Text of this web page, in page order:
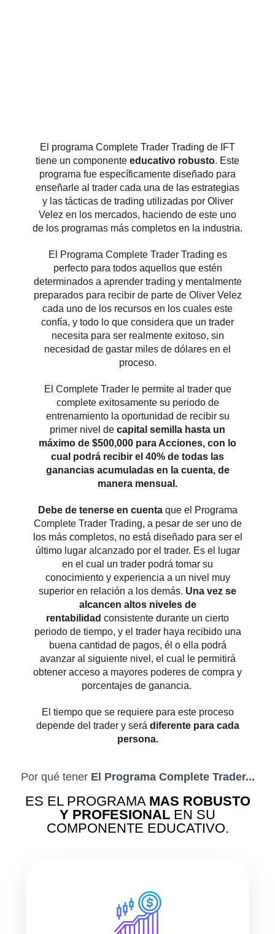
El programa Complete Trader Trading de IFT
tiene un componente educativo robusto. Este
programa fue específicamente diseñado para
enseñarle al trader cada una de las estrategias
y las tácticas de trading utilizadas por Oliver
Velez en los mercados, haciendo de este uno
de los programas más completos en la industria.
El Programa Complete Trader Trading es
perfecto para todos aquellos que estén
determinados a aprender trading y mentalmente
preparados para recibir de parte de Oliver Velez
cada uno de los recursos en los cuales este
confía, y todo lo que considera que un trader
necesita para ser realmente exitoso, sin
necesidad de gastar miles de dólares en el
proceso.
El Complete Trader le permite al trader que
complete exitosamente su periodo de
entrenamiento la oportunidad de recibir su
primer nivel de capital semilla hasta un
máximo de $500,000 para Acciones, con lo
cual podrá recibir el 40% de todas las
ganancias acumuladas en la cuenta, de
manera mensual.
Debe de tenerse en cuentaque el Programa
Complete Trader Trading, a pesar de ser uno de
los más completos, no está diseñado para ser el
último lugar alcanzado por el trader. Es el lugar
en el cual un trader podrá tomar su
conocimiento y experiencia a un nivel muy
superior en relación a los demás. Una vez se
alcancen altos niveles de
rentabilidad consistente durante un cierto
periodo de tiempo, y el trader haya recibido una
buena cantidad de pagos, él o ella podrá
avanzar al siguiente nivel, el cual le permitirá
obtener acceso a mayores poderes de compra y
porcentajes de ganancia.
El tiempo que se requiere para este proceso
depende del trader y será diferente para cada
persona.
Por qué tener El Programa Complete Trader...
ES EL PROGRAMA MAS ROBUSTO
Y PROFESIONAL EN SU
COMPONENTE EDUCATIVO.